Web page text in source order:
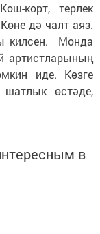
корт, терлек
дә чалт аяз.
килсен. Монда
артистларының
иде. Көзге
шатлык өстәде,
в